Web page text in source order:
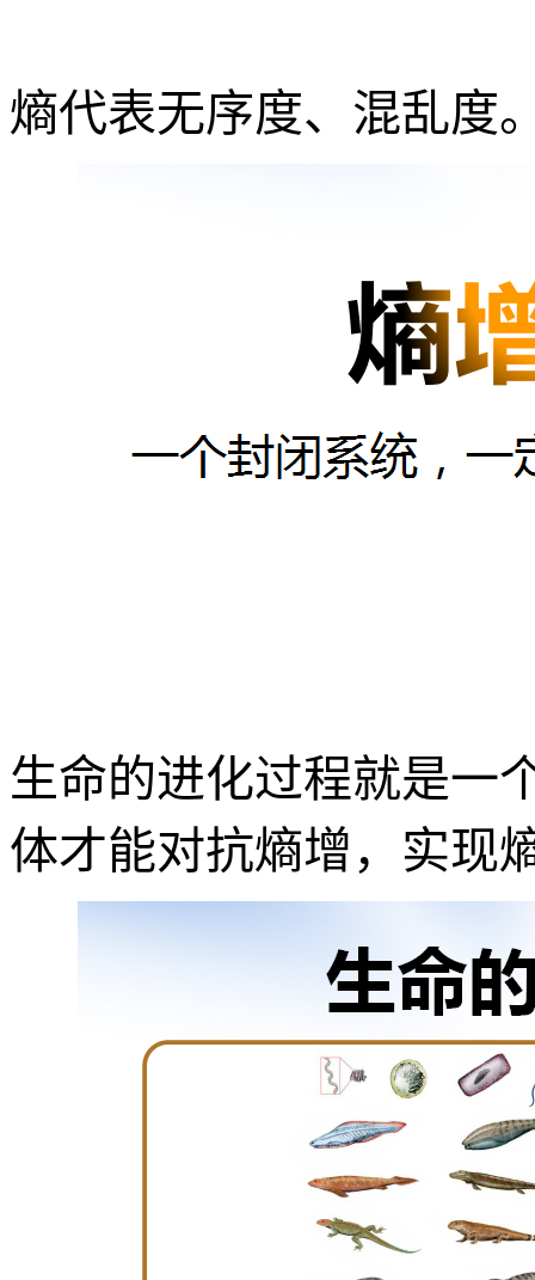
熵代表无序度、混乱度
生命的进化过程就是一
体才能对抗熵增，实现